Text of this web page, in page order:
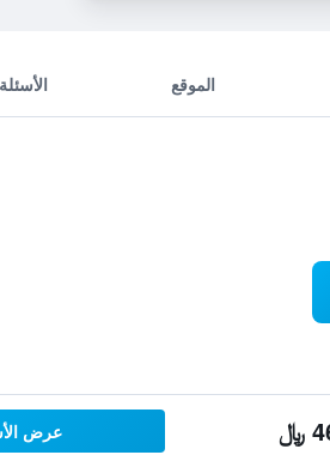
الموقع
﷼ عرض